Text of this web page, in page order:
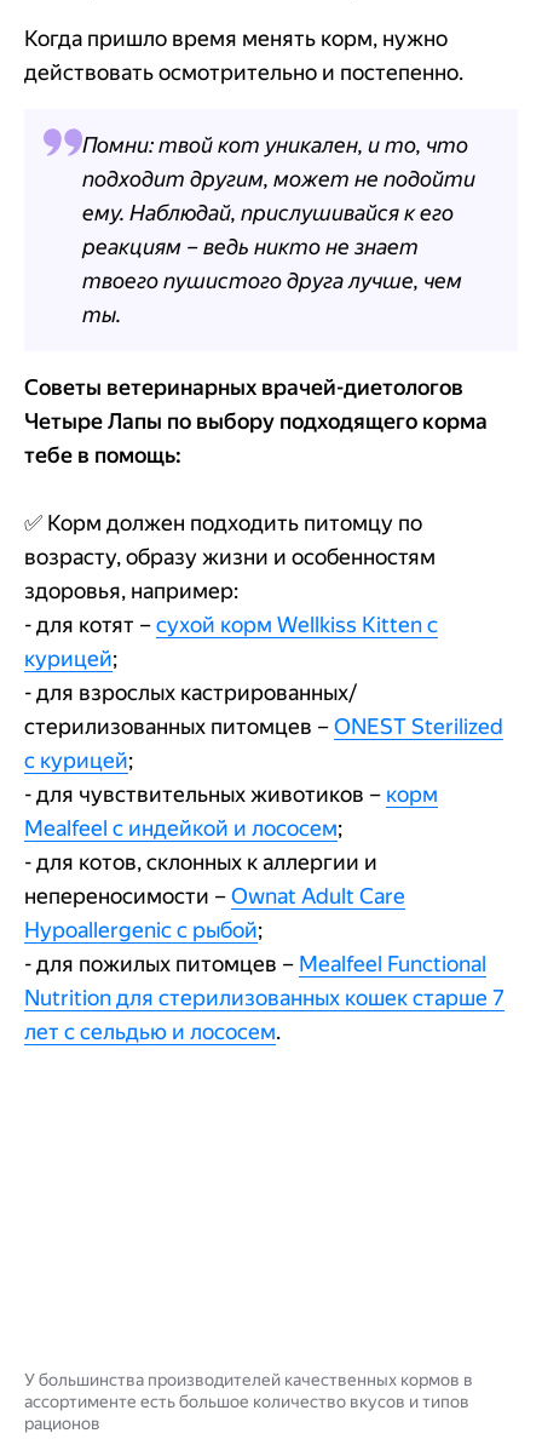
Когда пришло время менять корм, нужно
действовать осмотрительно и постепенно.
Помни: твой кот уникален, и то, что
подходит другим, может не подойти
ему. Наблюдай, прислушивайся к его
реакциям – ведь никто не знает
твоего пушистого друга лучше, чем
ты.
Советы ветеринарных врачей-диетологов
Четыре Лапы по выбору подходящего корма
тебе в помощь:
✅ Корм должен подходить питомцу по
возрасту, образу жизни и особенностям
здоровья, например:
- для котят –сухой корм Wellkiss Kitten с
курицей;
- для взрослых кастрированных/
стерилизованных питомцев –ONEST Sterilized
с курицей;
- для чувствительных животиков – корм
Mealfeel с индейкой и лососем;
- для котов, склонных к аллергии и
непереносимости –Ownat Adult Care
Hypoallergenic с рыбой;
- для пожилых питомцев – Mealfeel Functional
Nutrition для стерилизованных кошек старше 7
лет с сельдью и лососем.
У большинства производителей качественных кормов в
ассортименте есть большое количество вкусов и типов
рационов